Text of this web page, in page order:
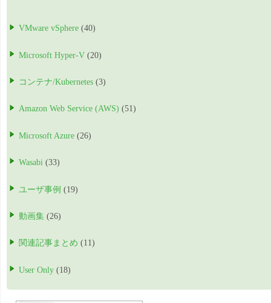
VMware vSphere (40)
Microsoft Hyper-V (20)
コンテナ/Kubernetes (3)
Amazon Web Service (AWS) (51)
Microsoft Azure (26)
Wasabi (33)
ユーザ事例 (19)
動画集 (26)
関連記事まとめ (11)
User Only (18)